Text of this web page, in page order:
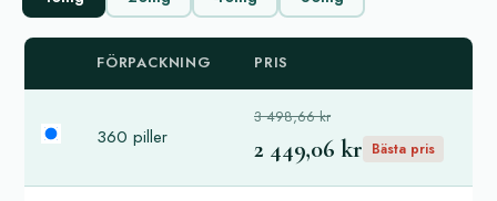
FÖRPACKNING PRIS
360 piller
3 498,66 kr
2 449,06 kr Bästa pris